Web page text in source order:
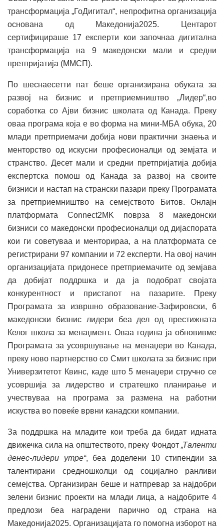
трансформација „ГоДигитал“, непрофитна организација
основана од Македонија2025. Центарот
сертифицираше 17 експерти кои започнаа дигитална
трансформација на 9 македонски мали и средни
претпријатија (ММСП).
По шеснаесетти пат беше организирана обуката за
развој на бизнис и претприемништво „Лидер“,во
соработка со Ајви бизнис школата од Канада. Преку
оваа програма која е во форма на мини-МБА обука, 20
млади претприемачи добија нови практични знаења и
менторство од искусни професионалци од земјата и
странство. Десет мали и средни претпријатија добија
експертска помош од Канада за развој на своите
бизниси и настап на странски пазари преку Програмата
за претприемништво на семејството Битов. Онлајн
платформата Connect2MK поврза 8 македонски
бизниси со македонски професионалци од дијаспората
кои ги советуваа и менторираа, а на платформата се
регистрирани 97 компании и 72 експерти. На овој начин
организацијата придонесе претприемачите од земјава
да добијат поддршка и да ја подобрат својата
конкурентност и пристапот на пазарите. Преку
Програмата за извршно образование-Зафировски, 6
македонски бизнис лидери беа дел од престижната
Келог школа за менаџмент. Оваа година ја обновивме
Програмата за усовршување на менаџери во Канада,
преку ново партнерство со Смит школата за бизнис при
Универзитетот Квинс, каде што 5 менаџери стручно се
усовршија за лидерство и стратешко планирање и
учествуваа на програма за размена на работни
искуства во повеќе врвни канадски компании.
За поддршка на младите кои треба да бидат идната
движечка сила на општеството, преку Фондот „Таленти
денес-лидери утре“, беа доделени 10 стипендии за
талентирани средношколци од социјално ранливи
семејства. Организиран беше и натпревар за најдобри
зелени бизнис проекти на млади лица, а најдобрите 4
предлози беа наградени парично од страна на
Македонија2025. Организацијата го помогна изборот на